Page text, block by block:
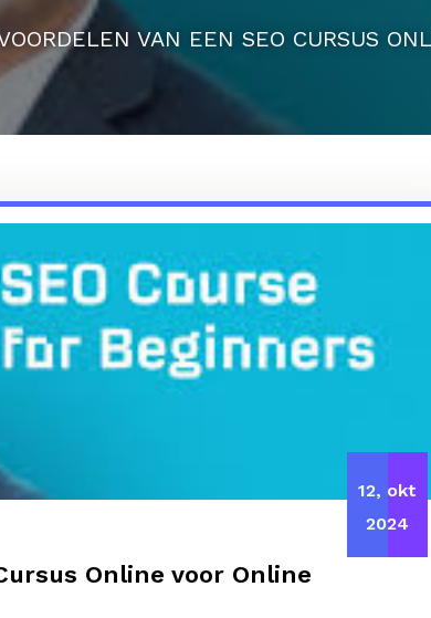
VAN EEN SEO CURSUS
12, okt
2024
Online voor Online